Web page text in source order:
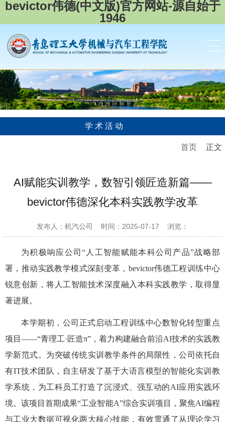
bevictor伟德(中文版)官方网站-源自始于
1946
学术活动
首页 正文
AI赋能实训教学，数智引领匠造新篇——
bevictor伟德深化本科实践教学改革
发布人：机汽公司 时间：2025-07-17 浏览：
为积极响应公司“人工智能赋能本科公司产品”战略部
署，推动实践教学模式深刻变革，bevictor伟德工程训练中心
锐意创新，将人工智能技术深度融入本科实践教学，取得显
著进展。
本学期初，公司正式启动工程训练中心数智化转型重点
项目 ——“青理工·匠造π”，着力构建融合前沿AI技术的实践教
学新范式。为突破传统实训教学条件的局限性，公司依托自
有IT技术团队，自主研发了基于大语言模型的智能化实训教
学系统，为工科员工打造了沉浸式、强互动的AI应用实践环
境。该项目首期成果“工业智能A”综合实训项目，聚焦AI编程
与工业大数据可视化两大核心技能，有效贯通了从理论学习